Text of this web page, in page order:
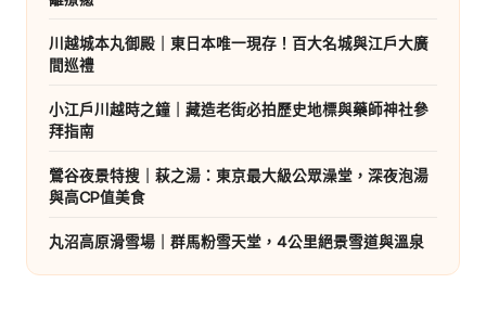
川越城本丸御殿｜東日本唯一現存！百大名城與江戶大廣
間巡禮
小江戶川越時之鐘｜藏造老街必拍歷史地標與藥師神社參
拜指南
鶯谷夜景特搜｜萩之湯：東京最大級公眾澡堂，深夜泡湯
與高CP值美食
丸沼高原滑雪場｜群馬粉雪天堂，4公里絕景雪道與溫泉